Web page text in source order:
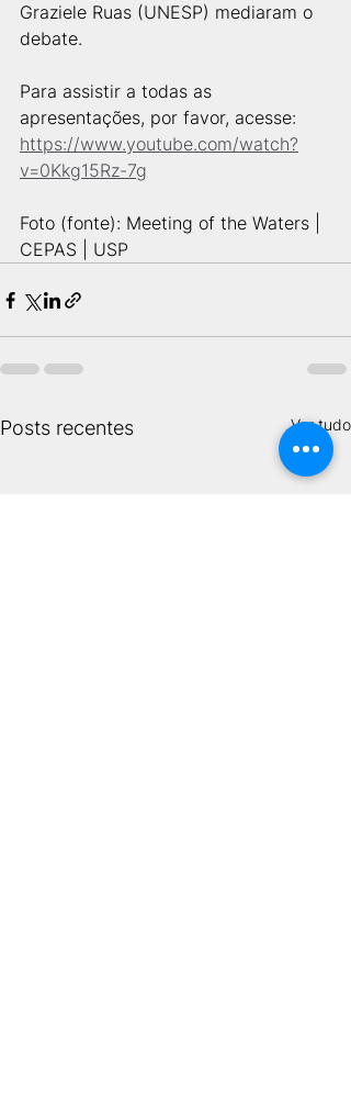
Graziele Ruas (UNESP) mediaram o
debate.
Para assistir a todas as
apresentações, por favor, acesse:
https://www.youtube.com/watch?
v=0Kkg15Rz-7g
Foto (fonte): Meeting of the Waters |
CEPAS | USP
Posts recentes Ver tudo